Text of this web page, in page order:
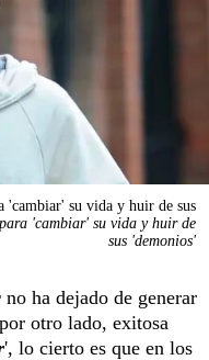
'cambiar' su vida y huir de sus
'cambiar' su vida y huir de
sus 'demonios'
no ha dejado de generar
otro lado, exitosa
', lo cierto es que en los